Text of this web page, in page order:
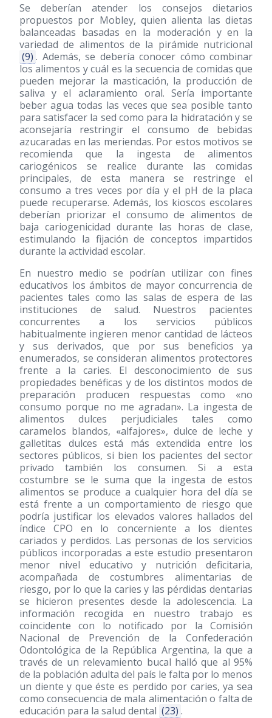
Se deberían atender los consejos dietarios
propuestos por Mobley, quien alienta las dietas
balanceadas basadas en la moderación y en la
variedad de alimentos de la pirámide nutricional
(9) . Además, se debería conocer cómo combinar
los alimentos y cuál es la secuencia de comidas que
pueden mejorar la masticación, la producción de
saliva y el aclaramiento oral. Sería importante
beber agua todas las veces que sea posible tanto
para satisfacer la sed como para la hidratación y se
aconsejaría restringir el consumo de bebidas
azucaradas en las meriendas. Por estos motivos se
recomienda que la ingesta de alimentos
cariogénicos se realice durante las comidas
principales, de esta manera se restringe el
consumo a tres veces por día y el pH de la placa
puede recuperarse. Además, los kioscos escolares
deberían priorizar el consumo de alimentos de
baja cariogenicidad durante las horas de clase,
estimulando la fijación de conceptos impartidos
durante la actividad escolar.
En nuestro medio se podrían utilizar con fines
educativos los ámbitos de mayor concurrencia de
pacientes tales como las salas de espera de las
instituciones de salud. Nuestros pacientes
concurrentes a los servicios públicos
habitualmente ingieren menor cantidad de lácteos
y sus derivados, que por sus beneficios ya
enumerados, se consideran alimentos protectores
frente a la caries. El desconocimiento de sus
propiedades benéficas y de los distintos modos de
preparación producen respuestas como «no
consumo porque no me agradan». La ingesta de
alimentos dulces perjudiciales tales como
caramelos blandos, «alfajores», dulce de leche y
galletitas dulces está más extendida entre los
sectores públicos, si bien los pacientes del sector
privado también los consumen. Si a esta
costumbre se le suma que la ingesta de estos
alimentos se produce a cualquier hora del día se
está frente a un comportamiento de riesgo que
podría justificar los elevados valores hallados del
índice CPO en lo concerniente a los dientes
cariados y perdidos. Las personas de los servicios
públicos incorporadas a este estudio presentaron
menor nivel educativo y nutrición deficitaria,
acompañada de costumbres alimentarias de
riesgo, por lo que la caries y las pérdidas dentarias
se hicieron presentes desde la adolescencia. La
información recogida en nuestro trabajo es
coincidente con lo notificado por la Comisión
Nacional de Prevención de la Confederación
Odontológica de la República Argentina, la que a
través de un relevamiento bucal halló que al 95%
de la población adulta del país le falta por lo menos
un diente y que éste es perdido por caries, ya sea
como consecuencia de mala alimentación o falta de
educación para la salud dental (23) .